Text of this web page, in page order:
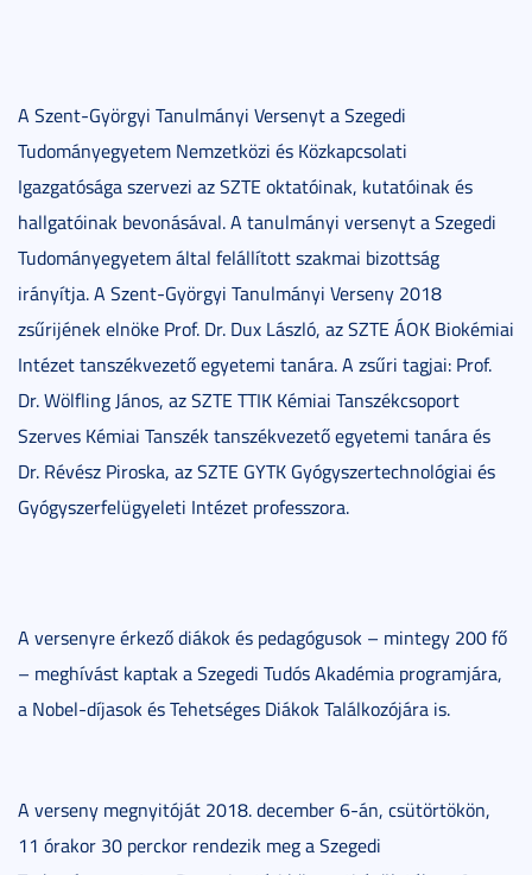
A Szent-Györgyi Tanulmányi Versenyt a Szegedi
Tudományegyetem Nemzetközi és Közkapcsolati
Igazgatósága szervezi az SZTE oktatóinak, kutatóinak és
hallgatóinak bevonásával. A tanulmányi versenyt a Szegedi
Tudományegyetem által felállított szakmai bizottság
irányítja. A Szent-Györgyi Tanulmányi Verseny 2018
zsűrijének elnöke Prof. Dr. Dux László, az SZTE ÁOK Biokémiai
Intézet tanszékvezető egyetemi tanára. A zsűri tagjai: Prof.
Dr. Wölfling János, az SZTE TTIK Kémiai Tanszékcsoport
Szerves Kémiai Tanszék tanszékvezető egyetemi tanára és
Dr. Révész Piroska, az SZTE GYTK Gyógyszertechnológiai és
Gyógyszerfelügyeleti Intézet professzora.
A versenyre érkező diákok és pedagógusok – mintegy 200 fő
– meghívást kaptak a Szegedi Tudós Akadémia programjára,
a Nobel-díjasok és Tehetséges Diákok Találkozójára is.
A verseny megnyitóját 2018. december 6-án, csütörtökön,
11 órakor 30 perckor rendezik meg a Szegedi